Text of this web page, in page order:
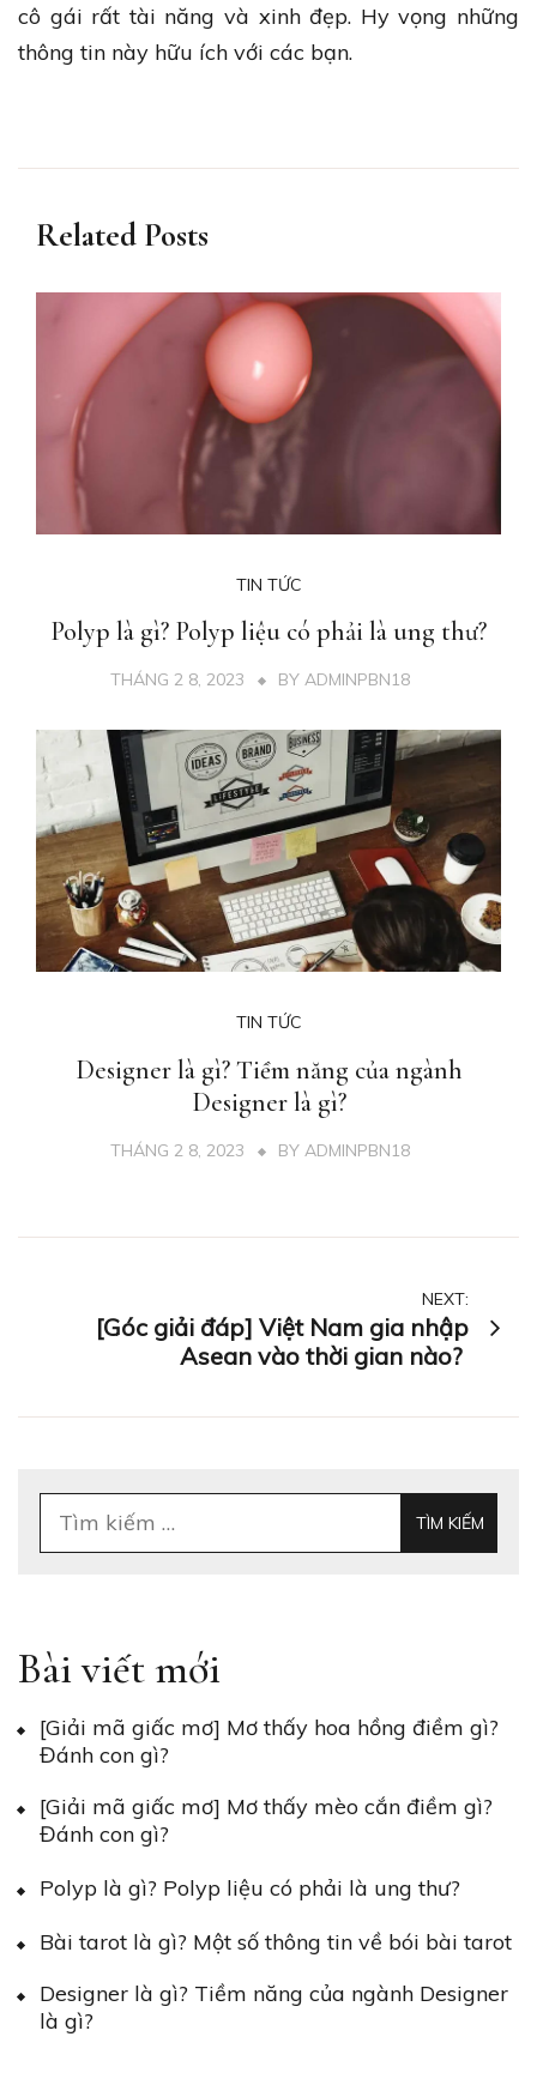
cô gái rất tài năng và xinh đẹp. Hy vọng những
thông tin này hữu ích với các bạn.
Related Posts
TIN TỨC
Polyp là gì? Polyp liệu có phải là ung thư?
THÁNG 2 8, 2023 BY ADMINPBN18
TIN TỨC
Designer là gì? Tiềm năng của ngành
Designer là gì?
THÁNG 2 8, 2023 BY ADMINPBN18
hướng
NEXT:
[Góc giải đáp] Việt Nam gia nhập
Asean vào thời gian nào?
Tìm
kiếm
Bài viết mới
[Giải mã giấc mơ] Mơ thấy hoa hồng điềm gì?
Đánh con gì?
[Giải mã giấc mơ] Mơ thấy mèo cắn điềm gì?
Đánh con gì?
Polyp là gì? Polyp liệu có phải là ung thư?
Bài tarot là gì? Một số thông tin về bói bài tarot
Designer là gì? Tiềm năng của ngành Designer
là gì?